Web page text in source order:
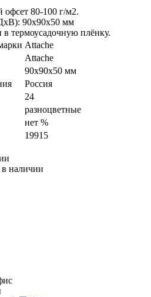
офсет 80-100 г/м2.
90х90х50 мм
в термоусадочную плёнку.
Attache
Attache
90x90x50 мм
Россия
24
разноцветные
нет %
19915
наличии